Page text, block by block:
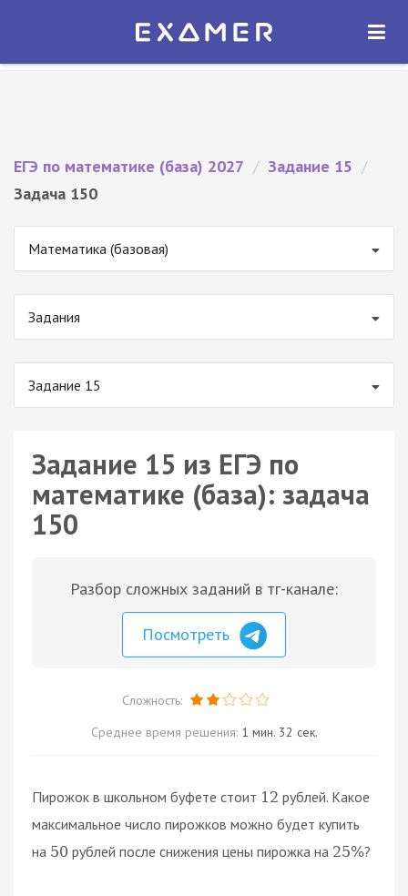
Экзамер — ЕГЭ 2027
ОТКРЫТЬ
ЕГЭ по математике (база) 2027 / Задание 15 /
Задача 150
Математика (базовая)
Задания
Задание 15
Задание 15 из ЕГЭ по
математике (база): задача
150
Разбор сложных заданий в тг-канале:
Посмотреть
Сложность:
Среднее время решения: 1 мин. 32 сек.
Пирожок в школьном буфете стоит 12 рублей. Какое
максимальное число пирожков можно будет купить
на 50 рублей после снижения цены пирожка на 25%?